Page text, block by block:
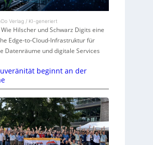
Verlag / KI-generiert
Hilscher und Schwarz Digits eine
Edge-to-Cloud-Infrastruktur für
Datenräume und digitale Services
beginnt an der